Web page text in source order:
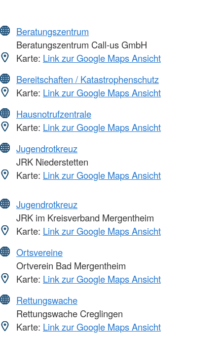
Beratungszentrum
Beratungszentrum Call-us GmbH
Karte: Link zur Google Maps Ansicht
Bereitschaften / Katastrophenschutz
Karte: Link zur Google Maps Ansicht
Hausnotrufzentrale
Karte: Link zur Google Maps Ansicht
Jugendrotkreuz
JRK Niederstetten
Karte: Link zur Google Maps Ansicht
Jugendrotkreuz
JRK im Kreisverband Mergentheim
Karte: Link zur Google Maps Ansicht
Ortsvereine
Ortverein Bad Mergentheim
Karte: Link zur Google Maps Ansicht
Rettungswache
Rettungswache Creglingen
Karte: Link zur Google Maps Ansicht